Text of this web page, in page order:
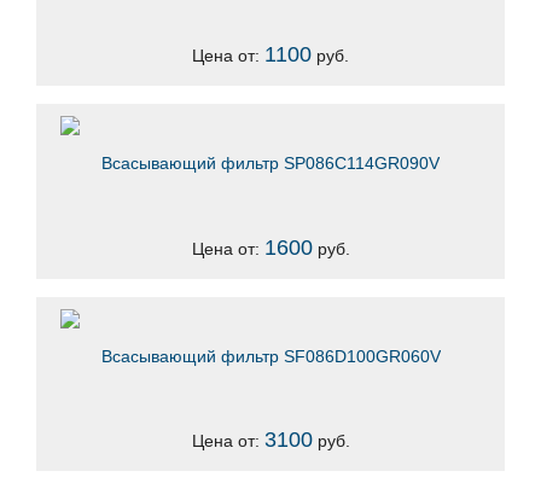
Цена от: 1100 руб.
Всасывающий фильтр SP086C114GR090V
Цена от: 1600руб.
Всасывающий фильтр SF086D100GR060V
Цена от: 3100руб.